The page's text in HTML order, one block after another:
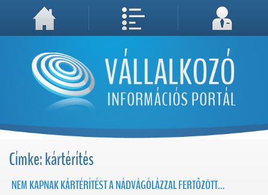
A weboldal használatával Ön elfogadja, hogy Cookie-kat (sütiket) tároljunk számítógépén. A sütik a weboldal megfelelő működéséhez
Megértettem, folytatás...
Címke: kártérítés
NEM KAPNAK KÁRTÉRÍTÉST A NÁDVÁGÓLÁZZAL FERTŐZÖTT...